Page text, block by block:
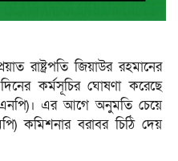
রাষ্ট্রপতি জিয়াউর রহমানের
কর্মসূচির ঘোষণা করেছে
এর আগে অনুমতি চেয়ে
কমিশনার বরাবর চিঠি দেয়